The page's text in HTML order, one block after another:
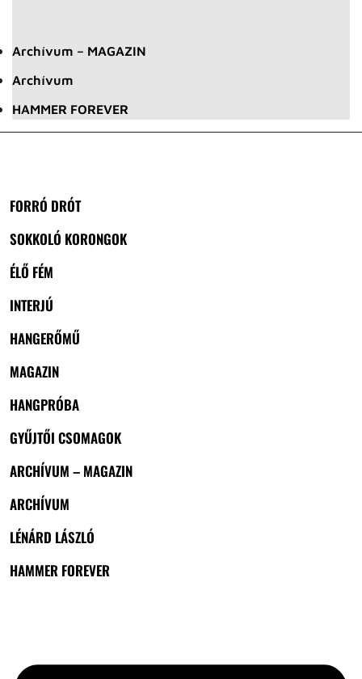
Archívum – MAGAZIN
Archívum
HAMMER FOREVER
FORRÓ DRÓT
SOKKOLÓ KORONGOK
ÉLŐ FÉM
INTERJÚ
HANGERŐMŰ
MAGAZIN
HANGPRÓBA
GYŰJTŐI CSOMAGOK
ARCHÍVUM – MAGAZIN
ARCHÍVUM
LÉNÁRD LÁSZLÓ
HAMMER FOREVER